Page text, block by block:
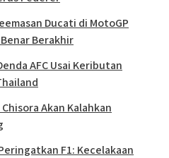
Ducati di MotoGP
Berakhir
AFC Usai Keributan
Akan Kalahkan
F1: Kecelakaan